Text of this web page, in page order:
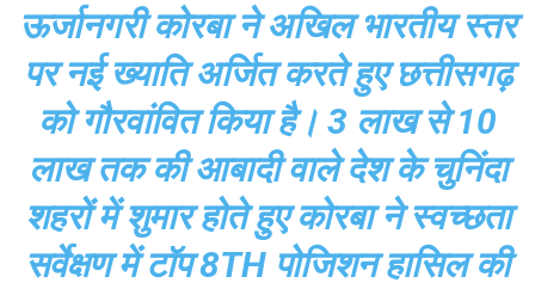
ऊर्जानगरी कोरबा ने अखिल भारतीय स्तर
पर नई ख्याति अर्जित करते हुए छत्तीसगढ़
को गौरवांवित किया है। 3 लाख से 10
लाख तक की आबादी वाले देश के चुनिंदा
शहरों में शुमार होते हुए कोरबा ने स्वच्छता
सर्वेक्षण में टॉप 8TH पोजिशन हासिल की